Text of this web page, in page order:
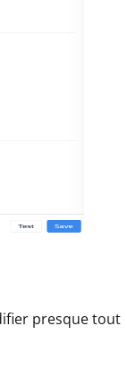
presque tout